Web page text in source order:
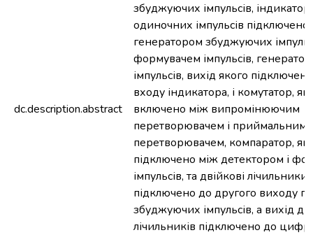
dc.description.abstract
збуджуючих імпульсів,
одиночних імпульсів підключено
генератором збуджуючих
формувачем імпульсів,
імпульсів, вихід якого
входу індикатора, і комутатор,
включено між випромінюючим
перетворювачем і приймальним
перетворювачем, компаратор,
підключено між детектором і
імпульсів, та двійкові
підключено до другого виходу
збуджуючих імпульсів, а вихід
лічильників підключено до